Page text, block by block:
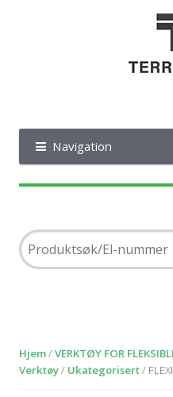
Navigation
Hjem/VERKTØY FOR
Verktøy/ Ukategorisert/